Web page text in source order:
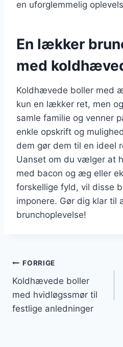
en uforglemmelig
En lækker
med
Koldhævede boller med
kun en lækker ret, men
samle familie og venner
enkle opskrift og
dem gør dem til en ideel
Uanset om du vælger at
med bacon og æg eller
forskellige fyld, vil disse
imponere. Gør dig klar til
brunchoplevelse!
FORRIGE
Koldhævede boller
med hvidløgssmør til
festlige anledninger